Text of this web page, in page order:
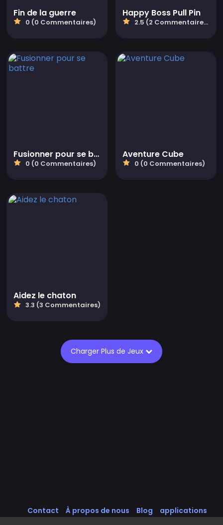
Fin de la guerre
0 (0 Commentaires)
Happy Boss Pull Pin
2.5 (2 Commentaires)
Fusionner pour se battre
0 (0 Commentaires)
Aventure Cube
0 (0 Commentaires)
Aidez le chaton
3.3 (3 Commentaires)
Charger Plus de Jeux
Contact À propos de nous Blog
applications
Intégrer des Jeux
Tous les Jeux Politique de cookies